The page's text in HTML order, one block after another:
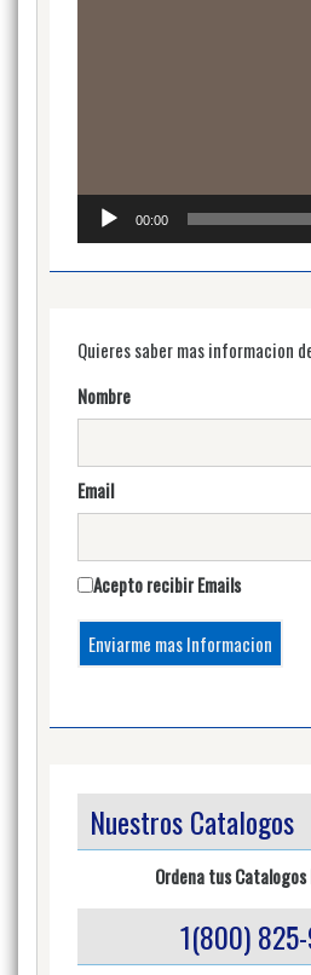
00:00
Quieres saber mas informacion
Nombre
Email
Acepto recibir Emails
Nuestros Catalogos
Ordena tus Catalogos
1(800)